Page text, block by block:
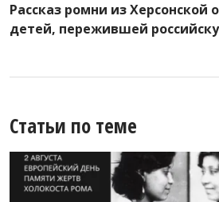
Рассказ ромни из Херсонской
детей, пережившей
Статьи по теме